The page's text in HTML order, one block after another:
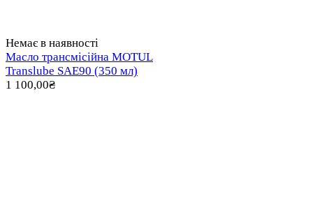
Немає в наявності
Масло трансмісійна MOTUL
Translube SAE90 (350 мл)
1 100,00₴